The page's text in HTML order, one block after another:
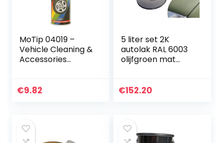
MoTip 04019 –
Vehicle Cleaning &
Accessories
500 ml)
€9.82
5 liter set 2K
autolak RAL 6003
olijfgroen mat
€152.20